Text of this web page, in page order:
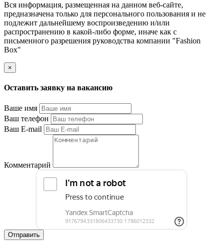
Вся информация, размещенная на данном веб-сайте,
предназначена только для персонального пользования и не
подлежит дальнейшему воспроизведению и/или
распространению в какой-либо форме, иначе как с
письменного разрешения руководства компании "Fashion
Box"
×
Оставить заявку на вакансию
Ваше имя
Ваш телефон
Ваш E-mail
Комментарий
Отправить